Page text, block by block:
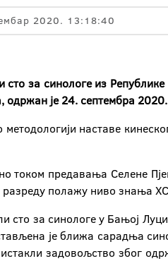
2020. 13:18:40
сто за синологе из
, одржан је24. септембра
наставе
током предавања Селене
разреду полажу ниво знања
сто за синологе у Бањој
је ближа сарадња
задовољство због